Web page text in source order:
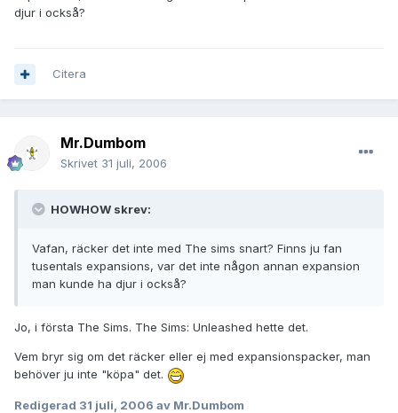
djur i också?
Citera
Mr.Dumbom
Skrivet 31 juli, 2006
HOWHOW skrev:
Vafan, räcker det inte med The sims snart? Finns ju fan
tusentals expansions, var det inte någon annan expansion
man kunde ha djur i också?
Jo, i första The Sims. The Sims: Unleashed hette det.
Vem bryr sig om det räcker eller ej med expansionspacker, man
behöver ju inte "köpa" det.
Redigerad 31 juli, 2006 av Mr.Dumbom